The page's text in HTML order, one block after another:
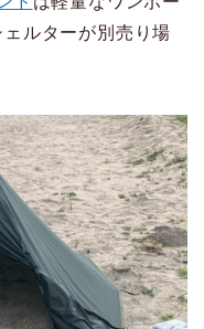
ルターが別売り場